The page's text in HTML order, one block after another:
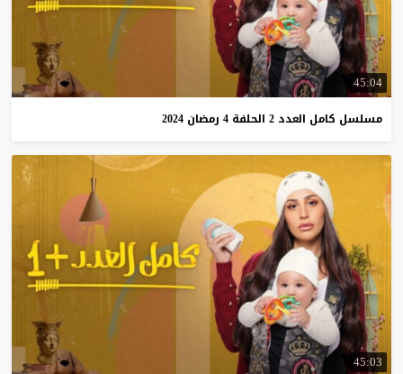
45:04
مسلسل كامل العدد 2 الحلفة 4 رمضان 2024
45:03